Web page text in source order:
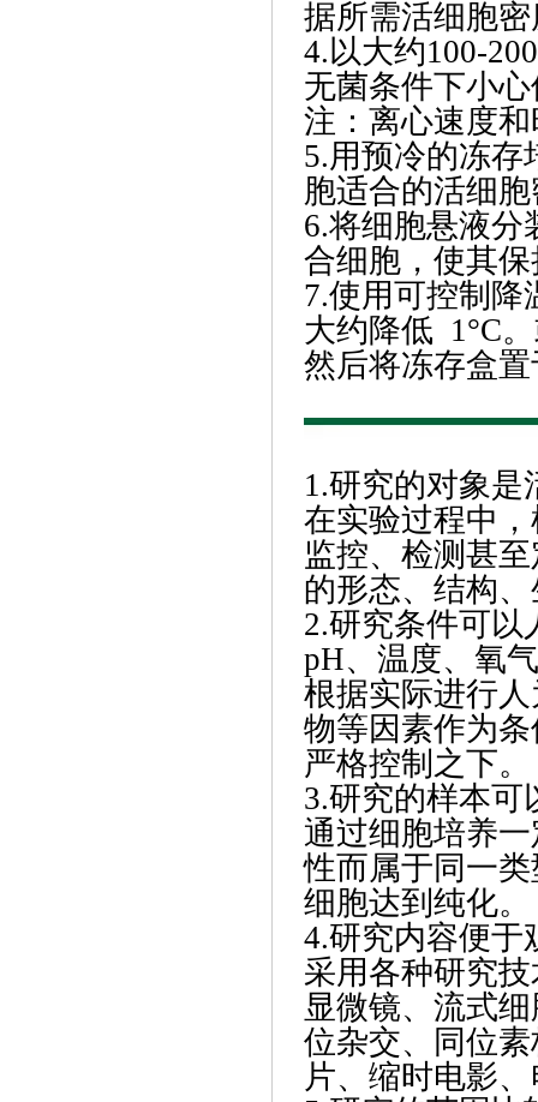
据所需活细胞
4.以大约100-
无菌条件下小
注：离心速度
5.用预冷的冻存
胞适合的活细
6.将细胞悬液分
合细胞，使其
7.使用可控制降
大约降低 1°C
然后将冻存盒
1.研究的对象是
在实验过程中
监控、检测甚
的形态、结构
2.研究条件可以
pH、温度、氧
根据实际进行
物等因素作为
严格控制之下。
3.研究的样本可
通过细胞培养
性而属于同一
细胞达到纯化。
4.研究内容便于
采用各种研究
显微镜、流式
位杂交、同位
片、缩时电影